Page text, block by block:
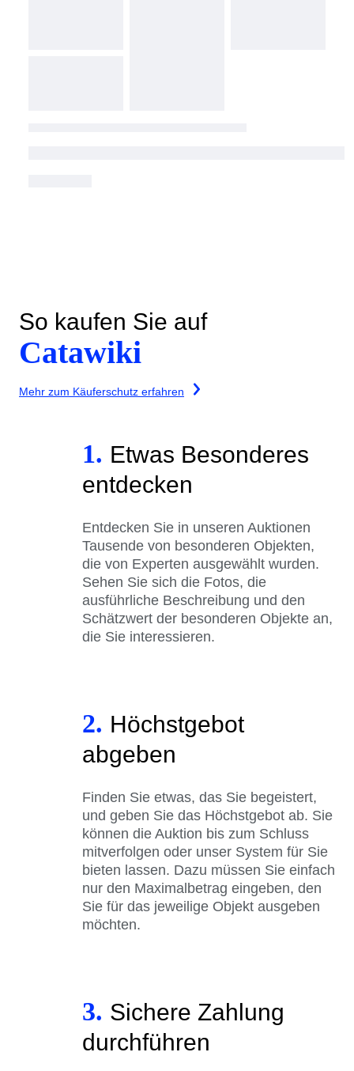
So kaufen Sie auf
Catawiki
Mehr zum Käuferschutz erfahren
1. Etwas Besonderes
entdecken
Entdecken Sie in unseren Auktionen
Tausende von besonderen Objekten,
die von Experten ausgewählt wurden.
Sehen Sie sich die Fotos, die
ausführliche Beschreibung und den
Schätzwert der besonderen Objekte an,
die Sie interessieren.
2. Höchstgebot
abgeben
Finden Sie etwas, das Sie begeistert,
und geben Sie das Höchstgebot ab. Sie
können die Auktion bis zum Schluss
mitverfolgen oder unser System für Sie
bieten lassen. Dazu müssen Sie einfach
nur den Maximalbetrag eingeben, den
Sie für das jeweilige Objekt ausgeben
möchten.
3. Sichere Zahlung
durchführen